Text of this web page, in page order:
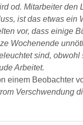
od. Mitarbeiter den
ist das etwas ein
vor, dass einige
Wochenende
sind, obwohl
Arbeitet.
einem Beobachter
Verschwendung